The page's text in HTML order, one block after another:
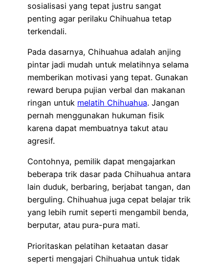
sosialisasi yang tepat justru sangat
penting agar perilaku Chihuahua tetap
terkendali.
Pada dasarnya, Chihuahua adalah anjing
pintar jadi mudah untuk melatihnya selama
memberikan motivasi yang tepat. Gunakan
reward berupa pujian verbal dan makanan
ringan untuk melatih Chihuahua. Jangan
pernah menggunakan hukuman fisik
karena dapat membuatnya takut atau
agresif.
Contohnya, pemilik dapat mengajarkan
beberapa trik dasar pada Chihuahua antara
lain duduk, berbaring, berjabat tangan, dan
berguling. Chihuahua juga cepat belajar trik
yang lebih rumit seperti mengambil benda,
berputar, atau pura-pura mati.
Prioritaskan pelatihan ketaatan dasar
seperti mengajari Chihuahua untuk tidak